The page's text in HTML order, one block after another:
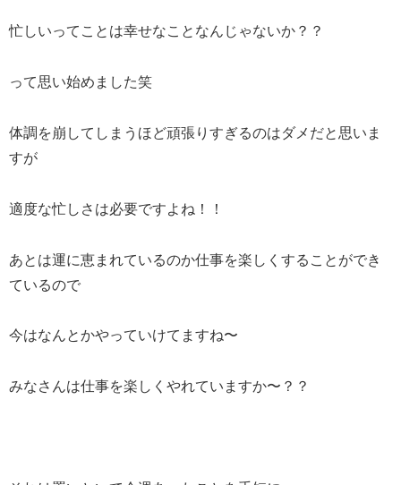
忙しいってことは幸せなことなんじゃないか？？
って思い始めました笑
体調を崩してしまうほど頑張りすぎるのはダメだと思いま
すが
適度な忙しさは必要ですよね！！
あとは運に恵まれているのか仕事を楽しくすることができ
ているので
今はなんとかやっていけてますね〜
みなさんは仕事を楽しくやれていますか〜？？